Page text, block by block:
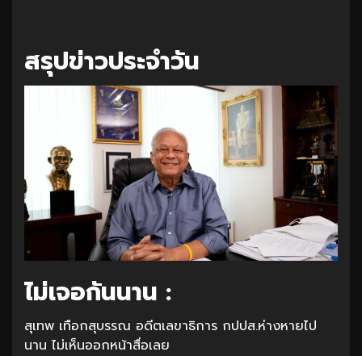
สรุปข่าวประจำวัน
ไม่เจอกันนาน :
สุเทพ เทือกสุบรรณ อดีตเลขาธิการ กปปส.ห่างหายไป
นาน ไม่เห็นออกหน้าสื่อเลย